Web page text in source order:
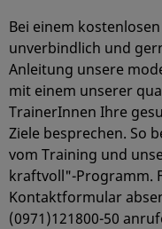
Bei einem
unverbindlich und
Anleitung unsere
mit einem unserer
TrainerInnen Ihre
Ziele besprechen. So
vom Training und
kraftvoll"-Programm.
Kontaktformular
(0971)121800-50